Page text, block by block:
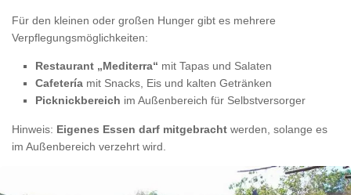
Für den kleinen oder großen Hunger gibt es mehrere
Verpflegungsmöglichkeiten:
Restaurant „Mediterra“ mit Tapas und Salaten
Cafetería mit Snacks, Eis und kalten Getränken
Picknickbereich im Außenbereich für Selbstversorger
Hinweis: Eigenes Essen darf mitgebracht werden, solange es
im Außenbereich verzehrt wird.